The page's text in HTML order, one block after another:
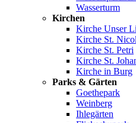
Wasserturm
Kirchen
Kirche Unser
Kirche St.
Kirche St. Petri
Kirche St.
Kirche in Burg
Parks & Gärten
Goethepark
Weinberg
Ihlegärten